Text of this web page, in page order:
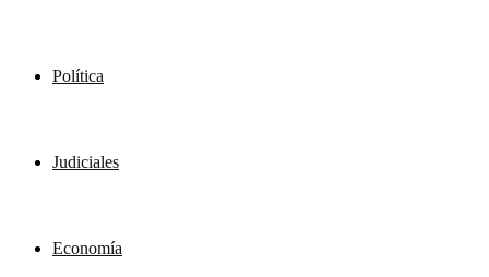
Política
Judiciales
Economía